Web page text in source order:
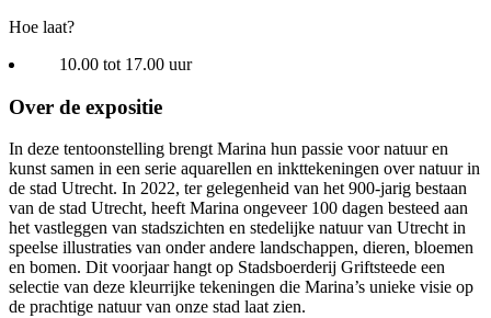
Hoe laat?
10.00 tot 17.00 uur
Over de expositie
In deze tentoonstelling brengt Marina hun passie voor natuur en
kunst samen in een serie aquarellen en inkttekeningen over natuur in
de stad Utrecht. In 2022, ter gelegenheid van het 900-jarig bestaan
van de stad Utrecht, heeft Marina ongeveer 100 dagen besteed aan
het vastleggen van stadszichten en stedelijke natuur van Utrecht in
speelse illustraties van onder andere landschappen, dieren, bloemen
en bomen. Dit voorjaar hangt op Stadsboerderij Griftsteede een
selectie van deze kleurrijke tekeningen die Marina’s unieke visie op
de prachtige natuur van onze stad laat zien.